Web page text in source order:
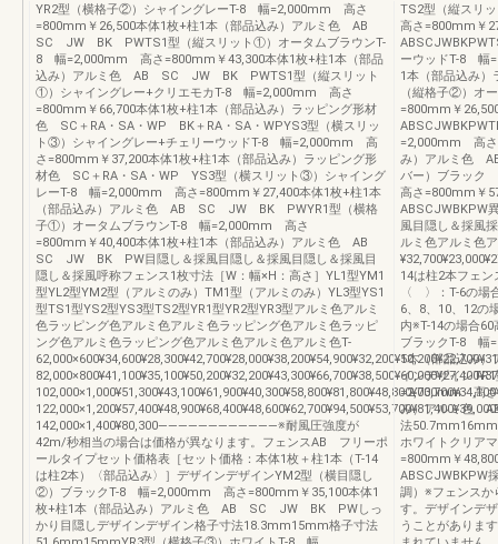
YR2型（横格子②）シャイングレーT-8 幅=2,000mm 高さ
=800mm￥26,500本体1枚+柱1本（部品込み）アルミ色 AB
SC JW BK PWTS1型（縦スリット①）オータムブラウンT-
8 幅=2,000mm 高さ=800mm￥43,300本体1枚+柱1本（部品
込み）アルミ色 AB SC JW BK PWTS1型（縦スリット
①）シャイングレー+クリエモカT-8 幅=2,000mm 高さ
=800mm￥66,700本体1枚+柱1本（部品込み）ラッピング形材
色 SC＋RA・SA・WP BK＋RA・SA・WPYS3型（横スリッ
ト③）シャイングレー+チェリーウッドT-8 幅=2,000mm 高
さ=800mm￥37,200本体1枚+柱1本（部品込み）ラッピング形
材色 SC＋RA・SA・WP YS3型（横スリット③）シャイング
レーT-8 幅=2,000mm 高さ=800mm￥27,400本体1枚+柱1本
（部品込み）アルミ色 AB SC JW BK PWYR1型（横格
子①）オータムブラウンT-8 幅=2,000mm 高さ
=800mm￥40,400本体1枚+柱1本（部品込み）アルミ色 AB
SC JW BK PW目隠し＆採風目隠し＆採風目隠し＆採風目
隠し＆採風呼称フェンス1枚寸法［W：幅×H：高さ］YL1型YM1
型YL2型YM2型（アルミのみ）TM1型（アルミのみ）YL3型YS1
型TS1型YS2型YS3型TS2型YR1型YR2型YR3型アルミ色アルミ
色ラッピング色アルミ色アルミ色ラッピング色アルミ色ラッピ
ング色アルミ色ラッピング色アルミ色アルミ色アルミ色T-
142,000×1,400¥80,300――――――――――――※耐風圧強度が
42m/秒相当の場合は価格が異なります。フェンスAB フリーポ
ールタイプセット価格表［セット価格：本体1枚＋柱1本（T-14
は柱2本）〈部品込み〉］デザインデザインYM2型（横目隠し
②）ブラックT-8 幅=2,000mm 高さ=800mm￥35,100本体1
枚+柱1本（部品込み）アルミ色 AB SC JW BK PWしっ
かり目隠しデザインデザイン格子寸法18.3mm15mm格子寸法
TS2型（縦スリ
高さ=800mm￥
ーウッドT-8 幅
1本（部品込み
（縦格子②）オ
=800mm￥
=2,000mm 高さ
み）アルミ色
バー）ブラッ
高さ=800mm￥
ABSCJWBKPW
風目隠し＆採風
ルミ色アルミ色
14は柱2本フェン
〈 〉：T-6の
6、8、10、12の
内※T-14の場合
ブラックT-8 幅
1本（部品込み
インデザイン
=2,000mm 高さ
み）アルミ色
法
ホワイトクリア
=800mm￥
ABSCJWBKPW
調）※フェンスか
す。デザインデ
うことがありま